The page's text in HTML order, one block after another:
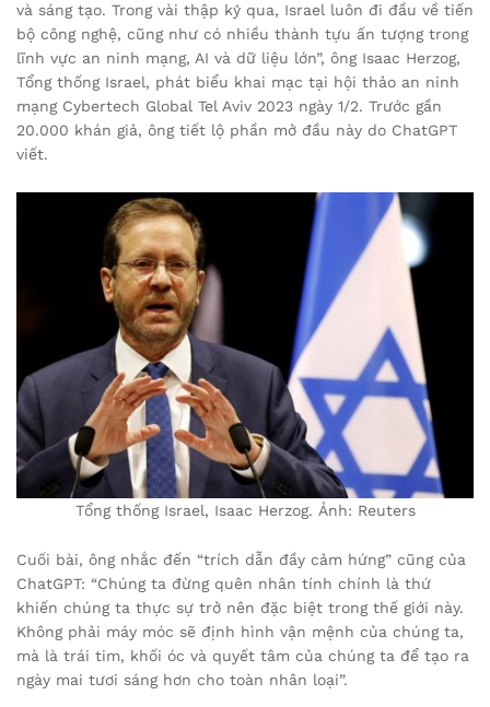
và sáng tạo. Trong vài thập kỷ qua, Israel luôn đi đầu về tiến
bộ công nghệ, cũng như có nhiều thành tựu ấn tượng trong
lĩnh vực an ninh mạng, AI và dữ liệu lớn”, ông Isaac Herzog,
Tổng thống Israel, phát biểu khai mạc tại hội thảo an ninh
mạng Cybertech Global Tel Aviv 2023 ngày 1/2. Trước gần
20.000 khán giả, ông tiết lộ phần mở đầu này do ChatGPT
viết.
Tổng thống Israel, Isaac Herzog. Ảnh: Reuters
Cuối bài, ông nhắc đến “trích dẫn đầy cảm hứng” cũng của
ChatGPT: “Chúng ta đừng quên nhân tính chính là thứ
khiến chúng ta thực sự trở nên đặc biệt trong thế giới này.
Không phải máy móc sẽ định hình vận mệnh của chúng ta,
mà là trái tim, khối óc và quyết tâm của chúng ta để tạo ra
ngày mai tươi sáng hơn cho toàn nhân loại”.